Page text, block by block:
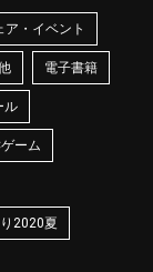
ア・イベント
電子書籍
ル
ゲーム
2020夏